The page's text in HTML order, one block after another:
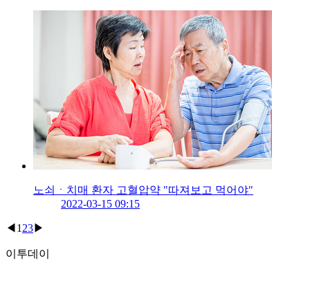
노쇠ㆍ치매 환자 고혈압약 "따져보고 먹어야"
2022-03-15 09:15
◀ 1 23▶
이투데이